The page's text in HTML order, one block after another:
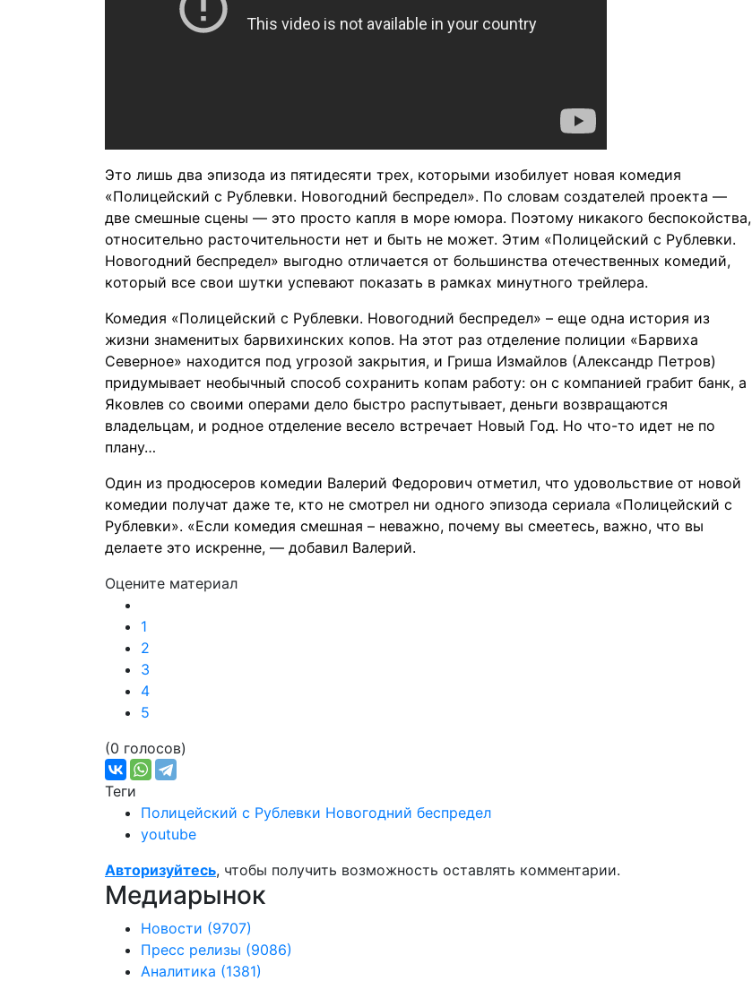
Это лишь два эпизода из пятидесяти трех, которыми изобилует новая комедия
«Полицейский с Рублевки. Новогодний беспредел». По словам создателей проекта —
две смешные сцены — это просто капля в море юмора. Поэтому никакого беспокойства,
относительно расточительности нет и быть не может. Этим «Полицейский с Рублевки.
Новогодний беспредел» выгодно отличается от большинства отечественных комедий,
который все свои шутки успевают показать в рамках минутного трейлера.
Комедия «Полицейский с Рублевки. Новогодний беспредел» – еще одна история из
жизни знаменитых барвихинских копов. На этот раз отделение полиции «Барвиха
Северное» находится под угрозой закрытия, и Гриша Измайлов (Александр Петров)
придумывает необычный способ сохранить копам работу: он с компанией грабит банк, а
Яковлев со своими операми дело быстро распутывает, деньги возвращаются
владельцам, и родное отделение весело встречает Новый Год. Но что-то идет не по
плану…
Один из продюсеров комедии Валерий Федорович отметил, что удовольствие от новой
комедии получат даже те, кто не смотрел ни одного эпизода сериала «Полицейский с
Рублевки». «Если комедия смешная – неважно, почему вы смеетесь, важно, что вы
делаете это искренне, — добавил Валерий.
Оцените материал
1
2
3
4
5
(0 голосов)
Теги
Полицейский с Рублевки Новогодний беспредел
youtube
Авторизуйтесь, чтобы получить возможность оставлять комментарии.
Медиарынок
Новости (9707)
Пресс релизы (9086)
Аналитика (1381)